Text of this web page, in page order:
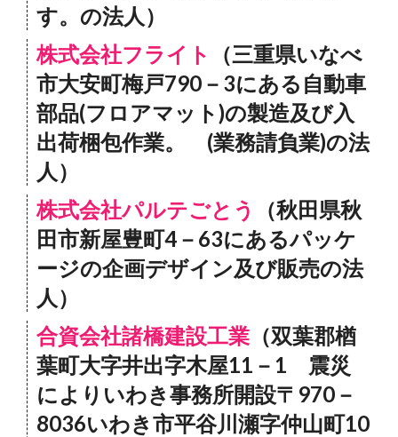
す。の法人）
株式会社フライト
（三重県いなべ
市大安町梅戸790－3にある自動車
部品(フロアマット)の製造及び入
出荷梱包作業。 (業務請負業)の法
人）
株式会社パルテごとう
（秋田県秋
田市新屋豊町4－63にあるパッケ
ージの企画デザイン及び販売の法
人）
合資会社諸橋建設工業 （双葉郡楢
葉町大字井出字木屋11－1 震災
によりいわき事務所開設〒970－
8036いわき市平谷川瀬字仲山町10